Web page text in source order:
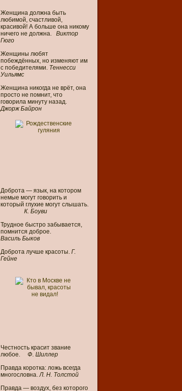
Женщина должна быть
любимой, счастливой,
красивой! А больше она никому
ничего не должна.
Виктор
Гюго
Женщины любят
побеждённых, но изменяют им
с победителями. Теннесси
Уильямс
Женщина никогда не врёт, она
просто не помнит, что
говорила минуту назад.
Джорж Байрон
Доброта — язык, на котором
немые могут говорить и
который глухие могут слышать.
К. Боуви
Трудное быстро забывается,
помнится доброе.
Василь Быков
Доброта лучше красоты. Г.
Гейне
Честность красит звание
любое.
Ф. Шиллер
Правда коротка: ложь всегда
многословна.Л. Н. Толстой
Правда — воздух, без которого